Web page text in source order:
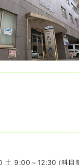
土 9:00～12:30 (科目